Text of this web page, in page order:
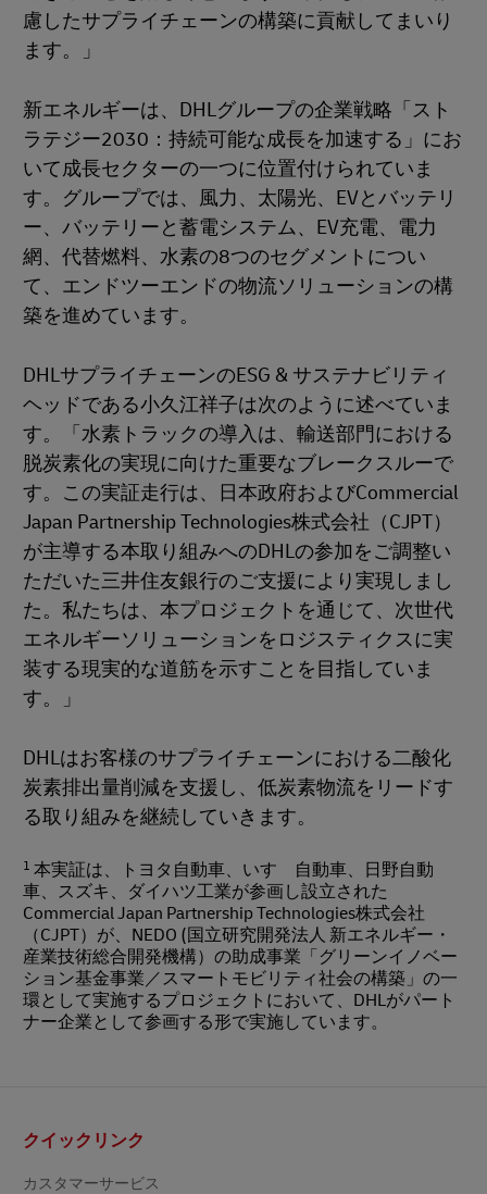
慮したサプライチェーンの構築に貢献してまいり
ます。」
新エネルギーは、DHLグループの企業戦略「スト
ラテジー2030：持続可能な成長を加速する」にお
いて成長セクターの一つに位置付けられていま
す。グループでは、風力、太陽光、EVとバッテリ
ー、バッテリーと蓄電システム、EV充電、電力
網、代替燃料、水素の8つのセグメントについ
て、エンドツーエンドの物流ソリューションの構
築を進めています。
DHLサプライチェーンのESG & サステナビリティ
ヘッドである小久江祥子は次のように述べていま
す。「水素トラックの導入は、輸送部門における
脱炭素化の実現に向けた重要なブレークスルーで
す。この実証走行は、日本政府およびCommercial
Japan Partnership Technologies株式会社（CJPT）
が主導する本取り組みへのDHLの参加をご調整い
ただいた三井住友銀行のご支援により実現しまし
た。私たちは、本プロジェクトを通じて、次世代
エネルギーソリューションをロジスティクスに実
装する現実的な道筋を示すことを目指していま
す。」
DHLはお客様のサプライチェーンにおける二酸化
炭素排出量削減を支援し、低炭素物流をリードす
る取り組みを継続していきます。
1 本実証は、トヨタ自動車、いすゞ自動車、日野自動
車、スズキ、ダイハツ工業が参画し設立された
Commercial Japan Partnership Technologies株式会社
（CJPT）が、NEDO (国立研究開発法人 新エネルギー・
産業技術総合開発機構）の助成事業「グリーンイノベー
ション基金事業／スマートモビリティ社会の構築」の一
環として実施するプロジェクトにおいて、DHLがパート
ナー企業として参画する形で実施しています。
ッ
クイックリンク
カスタマーサービス